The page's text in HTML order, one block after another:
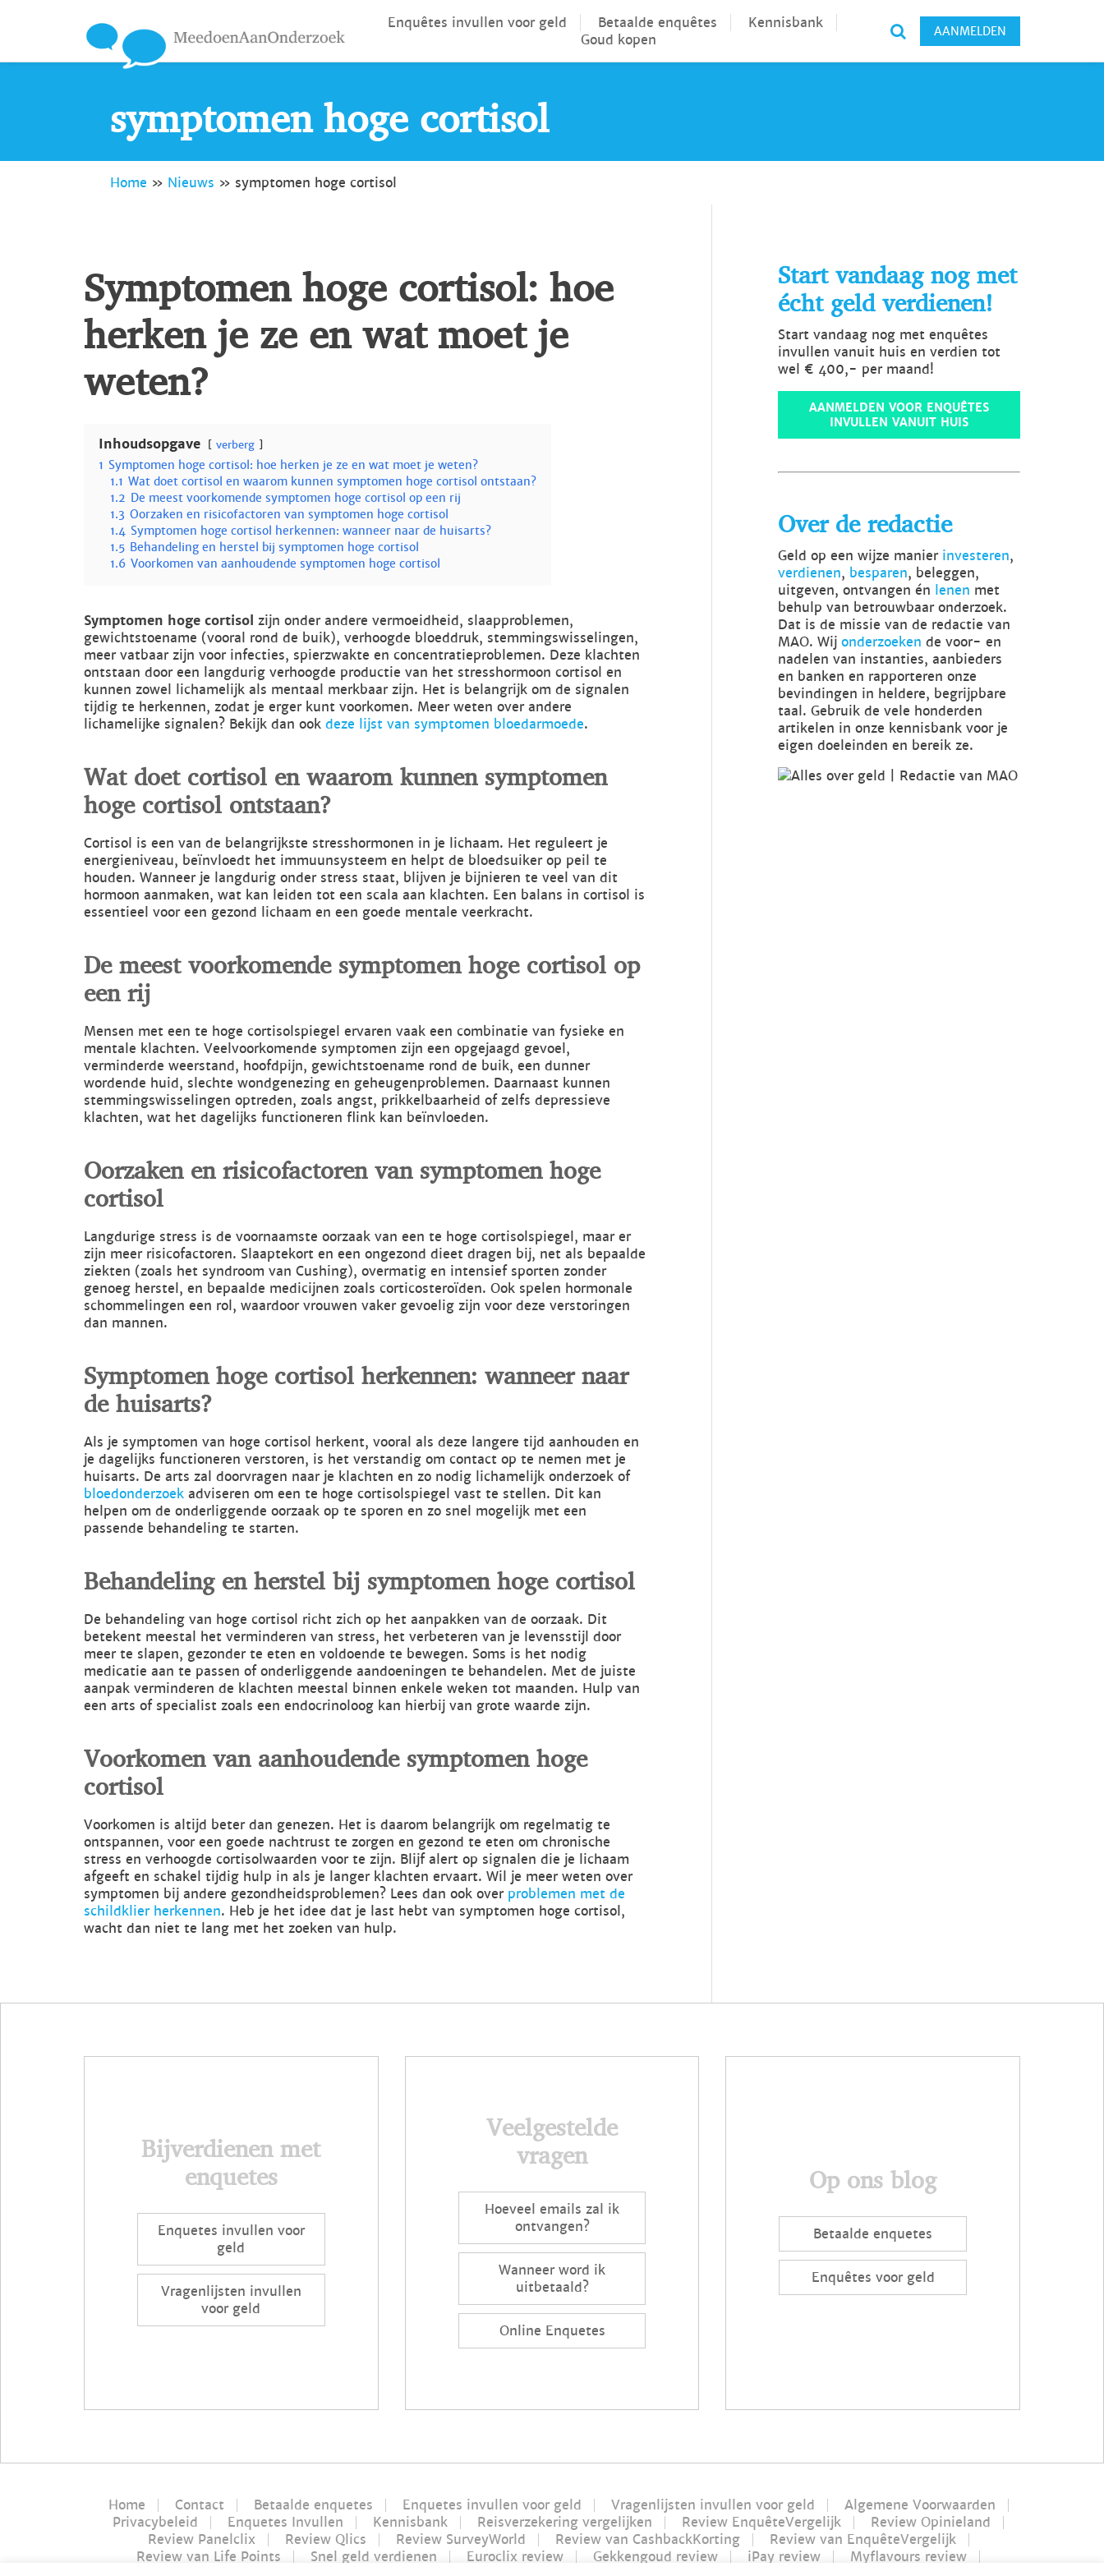
Enquêtes invullen voor geld Betaalde enquêtes
Kennisbank
Goud kopen
AANMELDEN
symptomen hoge cortisol
Home » Nieuws » symptomen hoge cortisol
Symptomen hoge cortisol: hoe
herken je ze en wat moet je
weten?
Inhoudsopgave verberg
1 Symptomen hoge cortisol: hoe herken je ze en wat moet je weten?
1.1 Wat doet cortisol en waarom kunnen symptomen hoge cortisol ontstaan?
1.2 De meest voorkomende symptomen hoge cortisol op een rij
1.3 Oorzaken en risicofactoren van symptomen hoge cortisol
1.4 Symptomen hoge cortisol herkennen: wanneer naar de huisarts?
1.5 Behandeling en herstel bij symptomen hoge cortisol
1.6 Voorkomen van aanhoudende symptomen hoge cortisol
Symptomen hoge cortisol zijn onder andere vermoeidheid, slaapproblemen,
gewichtstoename (vooral rond de buik), verhoogde bloeddruk, stemmingswisselingen,
meer vatbaar zijn voor infecties, spierzwakte en concentratieproblemen. Deze klachten
ontstaan door een langdurig verhoogde productie van het stresshormoon cortisol en
kunnen zowel lichamelijk als mentaal merkbaar zijn. Het is belangrijk om de signalen
tijdig te herkennen, zodat je erger kunt voorkomen. Meer weten over andere
lichamelijke signalen? Bekijk dan ook deze lijst van symptomen bloedarmoede.
Wat doet cortisol en waarom kunnen symptomen
hoge cortisol ontstaan?
Cortisol is een van de belangrijkste stresshormonen in je lichaam. Het reguleert je
energieniveau, beïnvloedt het immuunsysteem en helpt de bloedsuiker op peil te
houden. Wanneer je langdurig onder stress staat, blijven je bijnieren te veel van dit
hormoon aanmaken, wat kan leiden tot een scala aan klachten. Een balans in cortisol is
essentieel voor een gezond lichaam en een goede mentale veerkracht.
De meest voorkomende symptomen hoge cortisol op
een rij
Mensen met een te hoge cortisolspiegel ervaren vaak een combinatie van fysieke en
mentale klachten. Veelvoorkomende symptomen zijn een opgejaagd gevoel,
verminderde weerstand, hoofdpijn, gewichtstoename rond de buik, een dunner
wordende huid, slechte wondgenezing en geheugenproblemen. Daarnaast kunnen
stemmingswisselingen optreden, zoals angst, prikkelbaarheid of zelfs depressieve
klachten, wat het dagelijks functioneren flink kan beïnvloeden.
Oorzaken en risicofactoren van symptomen hoge
cortisol
Langdurige stress is de voornaamste oorzaak van een te hoge cortisolspiegel, maar er
zijn meer risicofactoren. Slaaptekort en een ongezond dieet dragen bij, net als bepaalde
ziekten (zoals het syndroom van Cushing), overmatig en intensief sporten zonder
genoeg herstel, en bepaalde medicijnen zoals corticosteroïden. Ook spelen hormonale
schommelingen een rol, waardoor vrouwen vaker gevoelig zijn voor deze verstoringen
dan mannen.
Symptomen hoge cortisol herkennen: wanneer naar
de huisarts?
Als je symptomen van hoge cortisol herkent, vooral als deze langere tijd aanhouden en
je dagelijks functioneren verstoren, is het verstandig om contact op te nemen met je
huisarts. De arts zal doorvragen naar je klachten en zo nodig lichamelijk onderzoek of
bloedonderzoek adviseren om een te hoge cortisolspiegel vast te stellen. Dit kan
helpen om de onderliggende oorzaak op te sporen en zo snel mogelijk met een
passende behandeling te starten.
Behandeling en herstel bij symptomen hoge cortisol
De behandeling van hoge cortisol richt zich op het aanpakken van de oorzaak. Dit
betekent meestal het verminderen van stress, het verbeteren van je levensstijl door
meer te slapen, gezonder te eten en voldoende te bewegen. Soms is het nodig
medicatie aan te passen of onderliggende aandoeningen te behandelen. Met de juiste
aanpak verminderen de klachten meestal binnen enkele weken tot maanden. Hulp van
een arts of specialist zoals een endocrinoloog kan hierbij van grote waarde zijn.
Voorkomen van aanhoudende symptomen hoge
cortisol
Voorkomen is altijd beter dan genezen. Het is daarom belangrijk om regelmatig te
ontspannen, voor een goede nachtrust te zorgen en gezond te eten om chronische
stress en verhoogde cortisolwaarden voor te zijn. Blijf alert op signalen die je lichaam
afgeeft en schakel tijdig hulp in als je langer klachten ervaart. Wil je meer weten over
symptomen bij andere gezondheidsproblemen? Lees dan ook over problemen met de
schildklier herkennen. Heb je het idee dat je last hebt van symptomen hoge cortisol,
wacht dan niet te lang met het zoeken van hulp.
Start vandaag nog met
écht geld verdienen!
Start vandaag nog met enquêtes
invullen vanuit huis en verdien tot
wel € 400,- per maand!
AANMELDEN VOOR ENQUÊTES
INVULLEN VANUIT HUIS
Over de redactie
Geld op een wijze manier investeren,
verdienen, besparen, beleggen,
uitgeven, ontvangen én lenen met
behulp van betrouwbaar onderzoek.
Dat is de missie van de redactie van
MAO. Wijonderzoeken de voor- en
nadelen van instanties, aanbieders
en banken en rapporteren onze
bevindingen in heldere, begrijpbare
taal. Gebruik de vele honderden
artikelen in onze kennisbank voor je
eigen doeleinden en bereik ze.
Bijverdienen met
enquetes
Enquetes invullen voor
geld
Vragenlijsten invullen
voor geld
Veelgestelde
vragen
Hoeveel emails zal ik
ontvangen?
Wanneer word ik
uitbetaald?
Online Enquetes
Op ons blog
Betaalde enquetes
Enquêtes voor geld
Home Contact Betaalde enquetes Enquetes invullen voor geld Vragenlijsten invullen voor geld
Algemene Voorwaarden
Privacybeleid
Enquetes Invullen Kennisbank Reisverzekering vergelijken Review EnquêteVergelijk
Review Opinieland
Review Panelclix
Review Qlics Review SurveyWorld Review van CashbackKorting
Review van EnquêteVergelijk
Review van Life Points
Snel geld verdienen Euroclix review Gekkengoud review iPay review
Myflavours review